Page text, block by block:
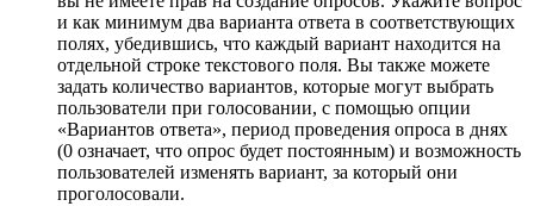
и как минимум два варианта ответа в соответствующих
полях, убедившись, что каждый вариант находится на
отдельной строке текстового поля. Вы также можете
задать количество вариантов, которые могут выбрать
пользователи при голосовании, с помощью опции
«Вариантов ответа», период проведения опроса в днях
(0 означает, что опрос будет постоянным) и возможность
пользователей изменять вариант, за который они
проголосовали.